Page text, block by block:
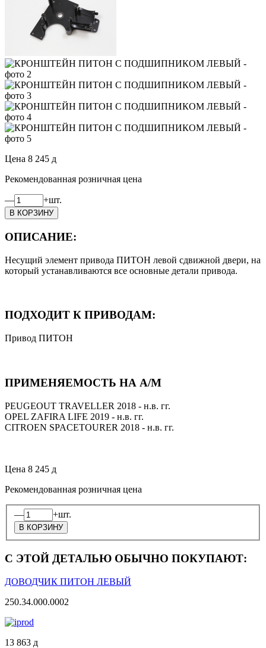
Цена 8 245 д
Рекомендованная розничная цена
— +шт.
ОПИСАНИЕ:
Несущий элемент привода ПИТОН левой сдвижной двери, на
который устанавливаются все основные детали привода.
ПОДХОДИТ К ПРИВОДАМ:
Привод ПИТОН
ПРИМЕНЯЕМОСТЬ НА А/М
PEUGEOUT TRAVELLER 2018 - н.в. гг.
OPEL ZAFIRA LIFE 2019 - н.в. гг.
CITROEN SPACETOURER 2018 - н.в. гг.
Цена 8 245 д
Рекомендованная розничная цена
— +шт.
С ЭТОЙ ДЕТАЛЬЮ ОБЫЧНО ПОКУПАЮТ:
ДОВОДЧИК ПИТОН ЛЕВЫЙ
250.34.000.0002
13 863 д